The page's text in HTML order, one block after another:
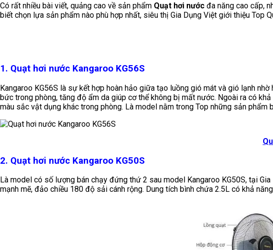
Có rất nhiều bài viết, quảng cao về sản phẩm Quạt hơi nước đa năng cao cấp,
biết chọn lựa sản phẩm nào phù hợp nhất, siêu thị Gia Dụng Việt giới thiệu Top
1. Quạt hơi nước Kangaroo KG56S
Kangaroo KG56S là sự kết hợp hoàn hảo giữa tạo luồng gió mát và gió lạnh
bức trong phòng, tăng độ ẩm da giúp cơ thể không bị mất nước. Ngoài ra có
màu sắc vật dụng khác trong phòng. Là model nằm trong Top những sản
2. Quạt hơi nước Kangaroo KG50S
Là model có số lượng bán chạy đứng thứ 2 sau model Kangaroo KG50S, tại
mạnh mẽ, đảo chiều 180 độ sải cánh rộng. Dung tích bình chứa 2.5L có khả